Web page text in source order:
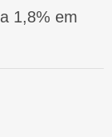
1,8% em